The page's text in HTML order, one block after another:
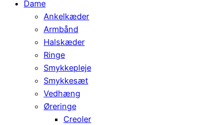
Dame
Ankelkæder
Armbånd
Halskæder
Ringe
Smykkepleje
Smykkesæt
Vedhæng
Øreringe
Creoler